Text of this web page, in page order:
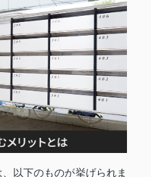
以下のものが挙げられま